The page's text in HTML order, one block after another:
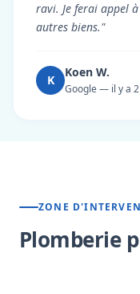
ravi. Je ferai appel
autres biens."
K
Koen W.
Google — il y a
ZONE
Plomberie